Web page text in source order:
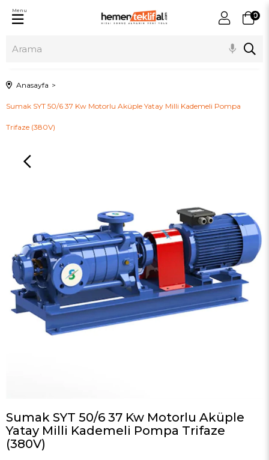
0
Menu
Anasayfa
Sumak SYT 50/6 37 Kw Motorlu Aküple Yatay Milli Kademeli Pompa
Trifaze (380V)
Sumak SYT 50/6 37 Kw Motorlu Aküple
Yatay Milli Kademeli Pompa Trifaze
(380V)